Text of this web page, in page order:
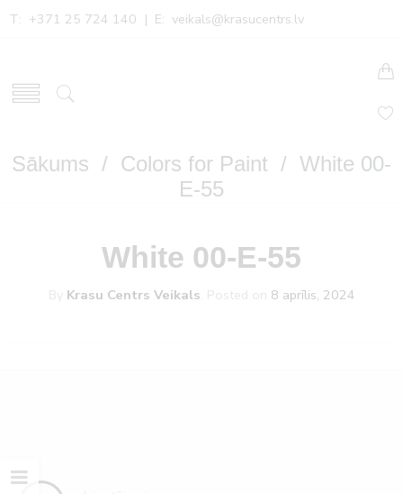
T: +371 25 724 140 | E: veikals@krasucentrs.lv
Sākums / Colors for Paint / White 00-
E-55
White 00-E-55
By Krasu Centrs Veikals Posted on 8 aprīlis, 2024